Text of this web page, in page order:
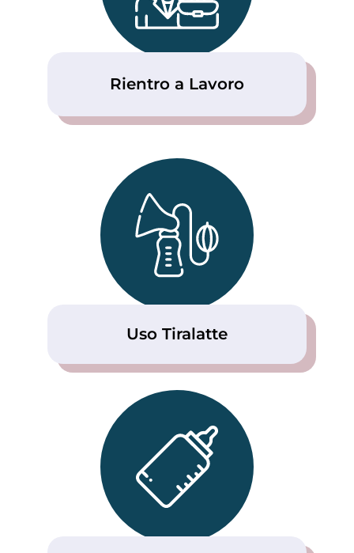
Rientro a Lavoro
Uso Tiralatte